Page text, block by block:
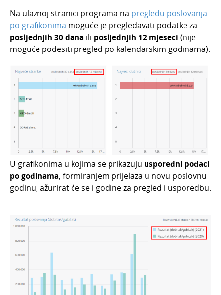
Na ulaznoj stranici programa na pregledu poslovanja
po grafikonima moguće je pregledavati podatke za
posljednjih 30 dana ili posljednjih 12 mjeseci (nije
moguće podesiti pregled po kalendarskim godinama).
U grafikonima u kojima se prikazuju usporedni podaci
po godinama, formiranjem prijelaza u novu poslovnu
godinu, ažurirat će se i godine za pregled i usporedbu.